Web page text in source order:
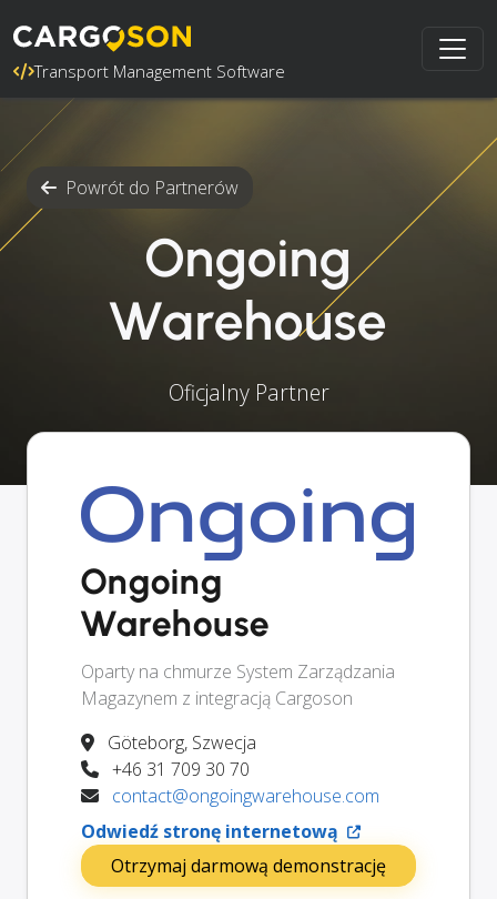
Transport Management Software
Powrót do Partnerów
Ongoing
Warehouse
Oficjalny Partner
Ongoing
Warehouse
Oparty na chmurze System Zarządzania
Magazynem z integracją Cargoson
Göteborg, Szwecja
+46 31 709 30 70
contact@ongoingwarehouse.com
Odwiedź stronę internetową
Otrzymaj darmową demonstrację